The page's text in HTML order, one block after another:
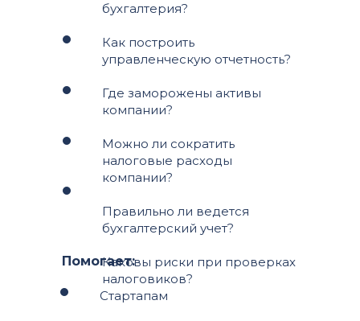
бухгалтерия?
Как построить
управленческую отчетность?
Где заморожены активы
компании?
Можно ли сократить
налоговые расходы
компании?
Правильно ли ведется
бухгалтерский учет?
Каковы риски при проверках
налоговиков?
Помогает:
Стартапам